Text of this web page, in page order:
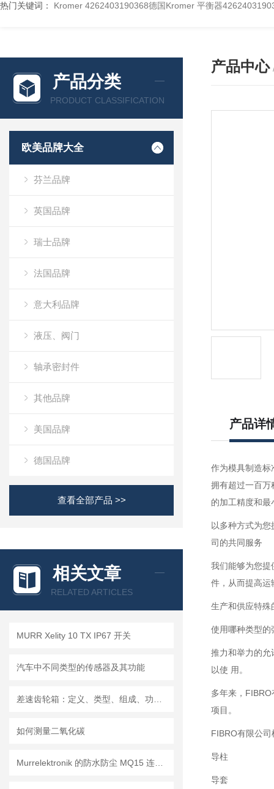
热门关键词： Kromer 4262403190368德国Kromer 平衡器
产品分类
PRODUCT CLASSIFICATION
欧美品牌大全
芬兰品牌
英国品牌
瑞士品牌
法国品牌
意大利品牌
液压、阀门
轴承密封件
其他品牌
美国品牌
德国品牌
查看全部产品 >>
相关文章
RELATED ARTICLES
MURR Xelity 10 TX IP67 开关
汽车中不同类型的传感器及其功能
如何测量二氧化碳
产品中心
产品详
作为模具制造标
拥有超过一百万
的加工精度和
以多种方式为
司的共同服务
我们能够为您提
件，从而提高运
生产和供应特殊
使用哪种类型的
推力和举力的允
以使 用。
多年来，
项目。
FIBRO有限公
导柱
导套